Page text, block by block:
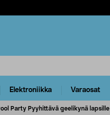
Elektroniikka Varaosat
Party Pyyhittävä geelikynä lapsille